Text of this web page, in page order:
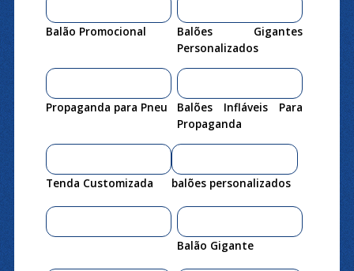
Balão Promocional
Balões Gigantes
Personalizados
Propaganda para Pneu
Balões Infláveis Para
Propaganda
Tenda Customizada balões personalizados
Balão Gigante